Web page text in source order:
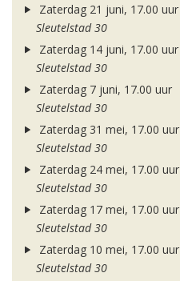
Zaterdag 21 juni, 17.00 uur
Sleutelstad 30
Zaterdag 14 juni, 17.00 uur
Sleutelstad 30
Zaterdag 7 juni, 17.00 uur
Sleutelstad 30
Zaterdag 31 mei, 17.00 uur
Sleutelstad 30
Zaterdag 24 mei, 17.00 uur
Sleutelstad 30
Zaterdag 17 mei, 17.00 uur
Sleutelstad 30
Zaterdag 10 mei, 17.00 uur
Sleutelstad 30